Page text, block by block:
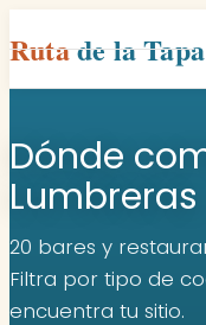
Rutade la Tapa
Inicio
Poblaciones
Rutas
Recetas
Contacto
Dónde
Lumbreras
20 bares y
Filtra por tipo de
encuentra tu sitio.